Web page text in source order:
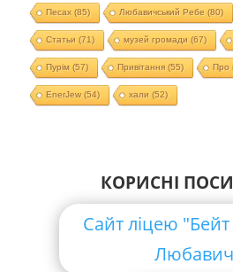
Песах(85) Любавичський Ребе (80)
Статьи (71) музей громади (67)
Пурім (57) Привітання(55) Про
EnerJew(54) хали (52)
КОРИСНІ
Сайт ліцею